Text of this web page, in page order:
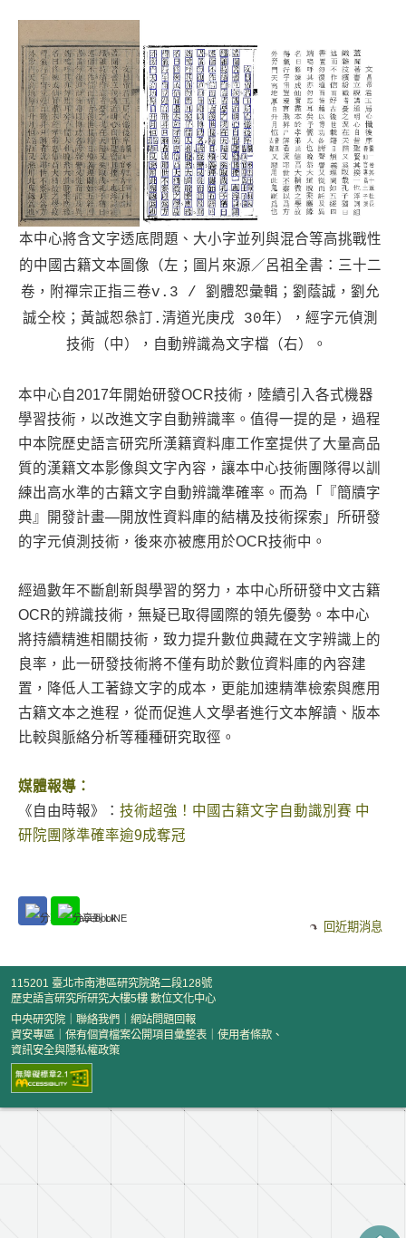
本中心將含文字透底問題、大小字並列與混合等高挑戰性
的中國古籍文本圖像（左；圖片來源／呂祖全書：三十二
卷，附禪宗正指三卷v.3 / 劉體恕彙輯；劉蔭誠，劉允
誠仝校；黃誠恕叅訂.清道光庚戌 30年），經字元偵測
技術（中），自動辨識為文字檔（右）。
本中心自2017年開始研發OCR技術，陸續引入各式機器
學習技術，以改進文字自動辨識率。值得一提的是，過程
中本院歷史語言研究所漢籍資料庫工作室提供了大量高品
質的漢籍文本影像與文字內容，讓本中心技術團隊得以訓
練出高水準的古籍文字自動辨識準確率。而為「『簡牘字
典』開發計畫—開放性資料庫的結構及技術探索」所研發
的字元偵測技術，後來亦被應用於OCR技術中。
經過數年不斷創新與學習的努力，本中心所研發中文古籍
OCR的辨識技術，無疑已取得國際的領先優勢。本中心
將持續精進相關技術，致力提升數位典藏在文字辨識上的
良率，此一研發技術將不僅有助於數位資料庫的內容建
置，降低人工著錄文字的成本，更能加速精準檢索與應用
古籍文本之進程，從而促進人文學者進行文本解讀、版本
比較與脈絡分析等種種研究取徑。
媒體報導：
《自由時報》： 技術超強！中國古籍文字自動識別賽 中
研院團隊準確率逾9成奪冠
回近期消息
115201 臺北市南港區研究院路二段128號
歷史語言研究所研究大樓5樓 數位文化中心
中央研究院
聯絡我們
網站問題回報
資安專區
保有個資檔案公開項目彙整表
使用者條款、
資訊安全與隱私權政策